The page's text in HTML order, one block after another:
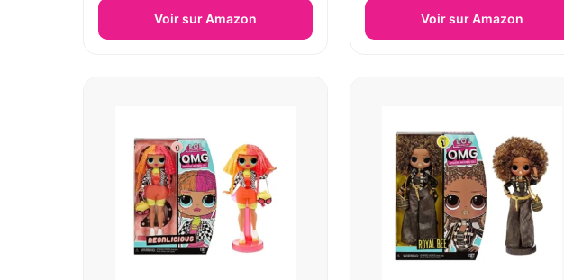
Voir sur Amazon Voir sur Amazon